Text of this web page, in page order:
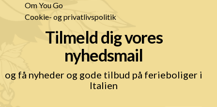
Om You Go
Cookie- og privatlivspolitik
Tilmeld dig vores
nyhedsmail
og få nyheder og gode tilbud på ferieboliger i
Italien